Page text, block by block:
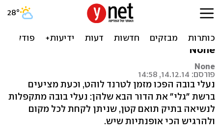
אופנתי ומגניב: נעלי בובה
מתקפלות - עם תיק תואם
None
None
פורסם: 14.12.14, 14:58
נעלי בובה הפכו מזמן לטרנד לוהט, וכעת מציעים
ברשת "גלי" את הדור הבא שלהן: נעלי בובה מתקפלות
לנשיאה בתיק תואם קטן, שניתן לקחת לכל מקום
ולהרגיש הכי אופנתיות שיש.